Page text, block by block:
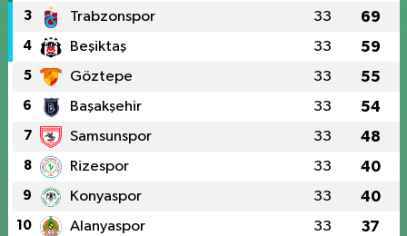
3 Trabzonspor 33 69
4 Beşiktaş 33 59
5 Göztepe 33 55
6 Başakşehir 33 54
7 Samsunspor 33 48
8 Rizespor 33 40
9 Konyaspor 33 40
10 Alanyaspor 33 37